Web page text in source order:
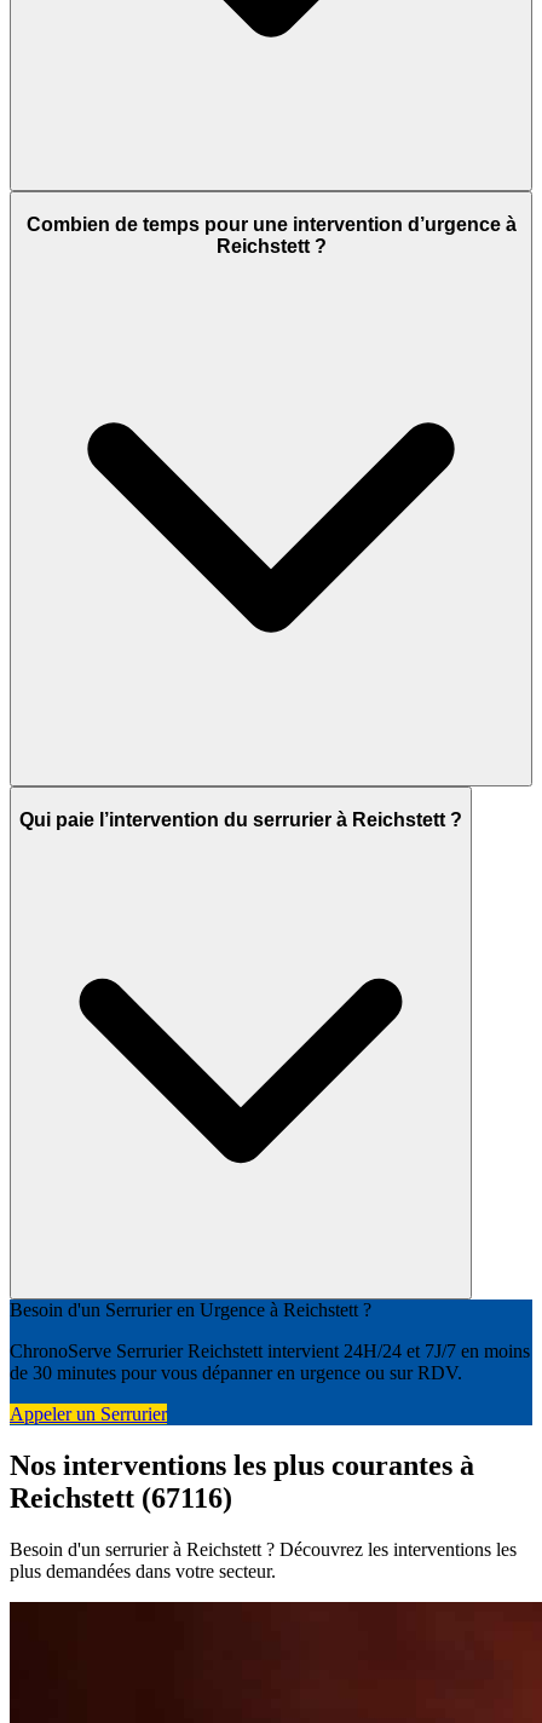
Combien de temps pour une intervention d’urgence à
Reichstett ?
Qui paie l’intervention du serrurier à Reichstett ?
Besoin d'un Serrurier en Urgence à Reichstett ?
ChronoServe Serrurier Reichstett intervient 24H/24 et 7J/7 en moins
de 30 minutes pour vous dépanner en urgence ou sur RDV.
Appeler un Serrurier
Nos interventions les plus courantes à
Reichstett (67116)
Besoin d'un serrurier à Reichstett ? Découvrez les interventions les
plus demandées dans votre secteur.